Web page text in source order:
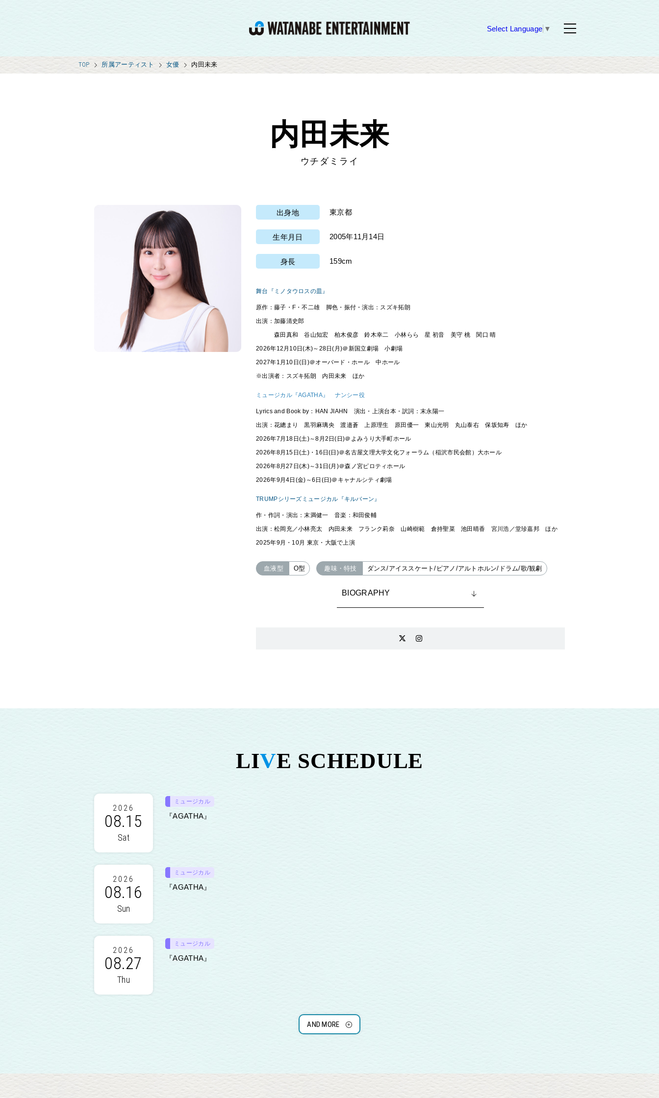
Select Language ▼
TOP 所属アーティスト 女優 内田未来
内田未来
ウチダミライ
出身地 東京都
生年月日 2005年11月14日
身長 159cm
舞台『ミノタウロスの皿』
原作：藤子・F・不二雄 脚色・振付・演出：スズキ拓朗
出演：加藤清史郎
森田真和 谷山知宏 柏木俊彦 鈴木幸二 小林らら 星 初音 美守 桃 関口 晴
2026年12月10日(木)～28日(月)＠新国立劇場 小劇場
2027年1月10日(日)＠オーバード・ホール 中ホール
※出演者：スズキ拓朗 内田未来 ほか
ミュージカル『AGATHA』 ナンシー役
Lyrics and Book by：HAN JIAHN 演出・上演台本・訳詞：末永陽一
出演：花總まり 黒羽麻璃央 渡邉蒼 上原理生 原田優一 東山光明 丸山泰右 保坂知寿 ほか
2026年7月18日(土)～8月2日(日)＠よみうり大手町ホール
2026年8月15日(土)・16日(日)＠名古屋文理大学文化フォーラム（稲沢市民会館）大ホール
2026年8月27日(木)～31日(月)＠森ノ宮ピロティホール
2026年9月4日(金)～6日(日)＠キャナルシティ劇場
TRUMPシリーズミュージカル『キルバーン』
作・作詞・演出：末満健一 音楽：和田俊輔
出演：松岡充／小林亮太 内田未来 フランク莉奈 山崎樹範 倉持聖菜 池田晴香 宮川浩／堂珍嘉邦 ほか
2025年9月・10月 東京・大阪で上演
血液型 O型 趣味・特技 ダンス/アイススケート/ピアノ/アルトホルン/ドラム/歌/観劇
BIOGRAPHY
LIVE SCHEDULE
2026
08.15
Sat
ミュージカル
『AGATHA』
2026
08.16
Sun
ミュージカル
『AGATHA』
2026
08.27
Thu
ミュージカル
『AGATHA』
AND MORE